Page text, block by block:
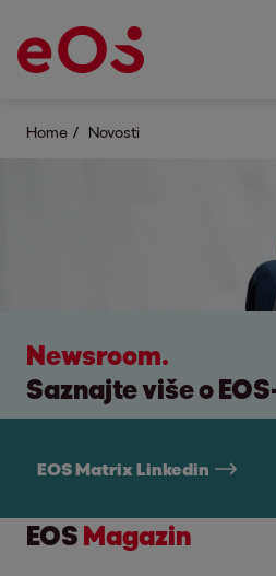
Home Novosti
Newsroom.
Saznajte više o
EOS Matrix Linkedin
EOS Magazin